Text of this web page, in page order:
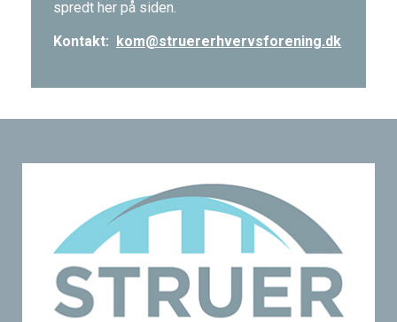
spredt her på siden.
Kontakt: kom@struererhvervsforening.dk